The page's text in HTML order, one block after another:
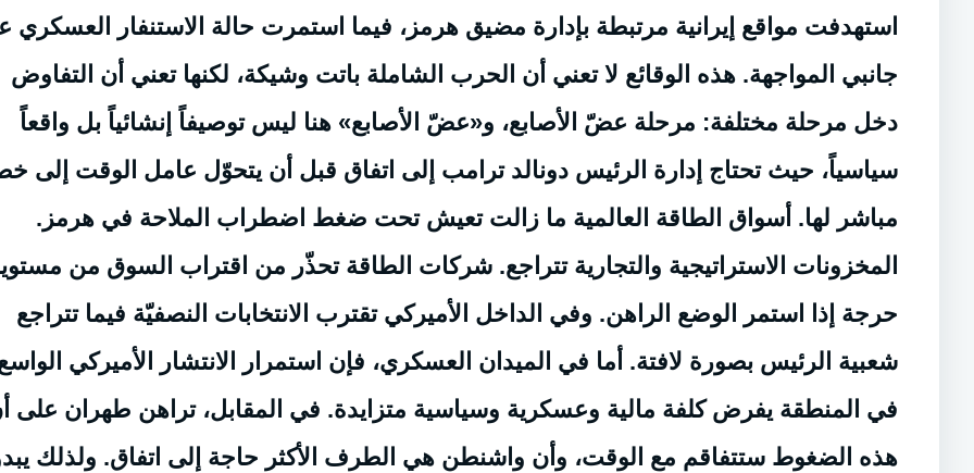
استهدفت مواقع إيرانية مرتبطة بإدارة مضيق هرمز، فيما استمرت حالة الاستنفار العسكري
جانبي المواجهة. هذه الوقائع لا تعني أن الحرب الشاملة باتت وشيكة، لكنها تعني أن التفاوض
دخل مرحلة مختلفة: مرحلة عضّ الأصابع، و«عضّ الأصابع» هنا ليس توصيفاً إنشائياً بل واقعاً
سياسياً، حيث تحتاج إدارة الرئيس دونالد ترامب إلى اتفاق قبل أن يتحوّل عامل الوقت إلى
مباشر لها. أسواق الطاقة العالمية ما زالت تعيش تحت ضغط اضطراب الملاحة في هرمز.
المخزونات الاستراتيجية والتجارية تتراجع. شركات الطاقة تحذّر من اقتراب السوق من
حرجة إذا استمر الوضع الراهن. وفي الداخل الأميركي تقترب الانتخابات النصفيّة فيما تتراجع
شعبية الرئيس بصورة لافتة. أما في الميدان العسكري، فإن استمرار الانتشار الأميركي
في المنطقة يفرض كلفة مالية وعسكرية وسياسية متزايدة. في المقابل، تراهن طهران على
هذه الضغوط ستتفاقم مع الوقت، وأن واشنطن هي الطرف الأكثر حاجة إلى اتفاق. ولذلك